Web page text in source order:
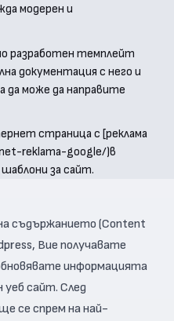
модерен и
разработен темплейт
документация с него и
да може да направите
страница с [реклама
reklama-google/)в
за сайт.
съдържанието (Content
Вие получавате
информацията
уеб сайт. След
се спрем на най-